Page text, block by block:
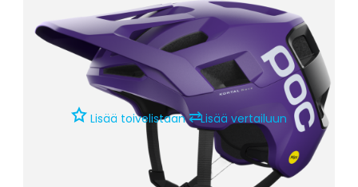
Lisää toivelistaan⇄Lisää vertailuun